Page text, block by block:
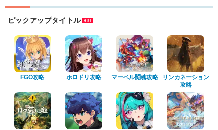
ピックアップタイトル
FGO攻略 ホロドリ攻略 マーベル闘魂攻略
リンカネーション
攻略